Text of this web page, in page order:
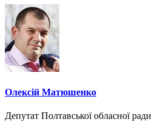
Олексій Матюшенко
Депутат Полтавської обласної ради